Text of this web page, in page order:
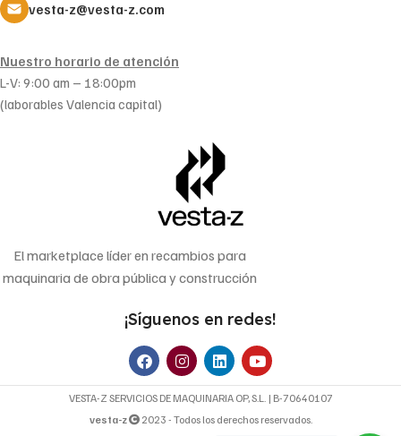
vesta-z@vesta-z.com
Nuestro horario de atención
L-V: 9:00 am – 18:00pm
(laborables Valencia capital)
El marketplace líder en recambios para
maquinaria de obra pública y construcción
¡Síguenos en redes!
VESTA-Z SERVICIOS DE MAQUINARIA OP, S.L. | B-70640107
vesta-z
2023 - Todos los derechos reservados.